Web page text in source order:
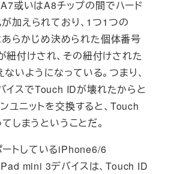
或いはA8チップの間でハード
加えられており、1つ1つの
らかじめ決められた個体番号
付けされ、その紐付けされた
いようになっている。つまり、
イスでTouch IDが壊れたからと
ユニットを交換すると、Touch
しまうということだ。
トしているiPhone6/6
mini 3デバイスは、Touch ID